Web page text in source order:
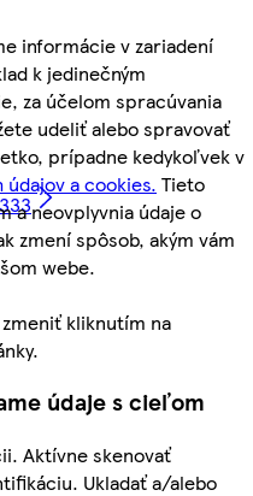
informácie v zariadení
k jedinečným
za účelom spracúvania
udeliť alebo spravovať
prípadne kedykoľvek v
a cookies. Tieto
a neovplyvnia údaje o
zmení spôsob, akým vám
webe.
kliknutím na
údaje s cieľom
Aktívne skenovať
Ukladať a/alebo